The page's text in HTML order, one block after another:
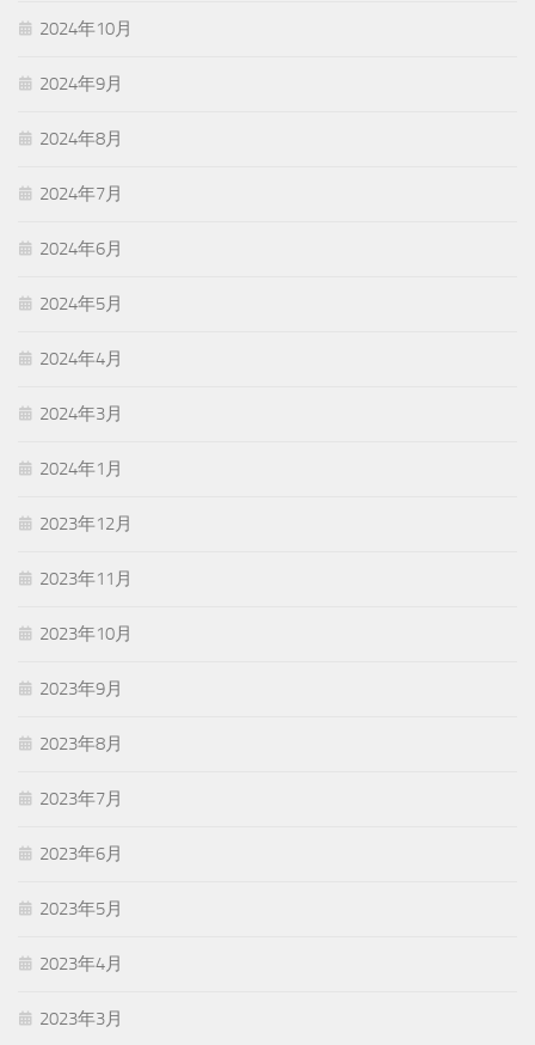
2024年10月
2024年9月
2024年8月
2024年7月
2024年6月
2024年5月
2024年4月
2024年3月
2024年1月
2023年12月
2023年11月
2023年10月
2023年9月
2023年8月
2023年7月
2023年6月
2023年5月
2023年4月
2023年3月